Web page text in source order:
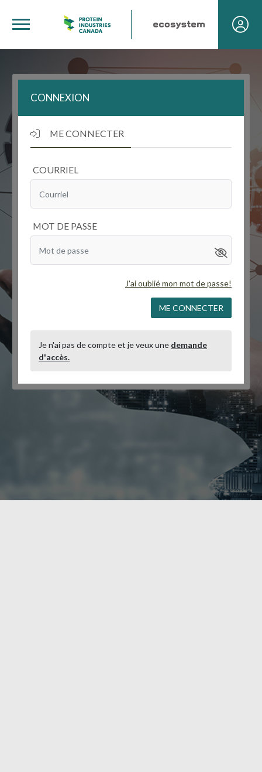
CONNEXION
ME CONNECTER
COURRIEL
MOT DE PASSE
J'ai oublié mon mot de passe!
ME CONNECTER
Je n'ai pas de compte et je veux une demande
d'accès.